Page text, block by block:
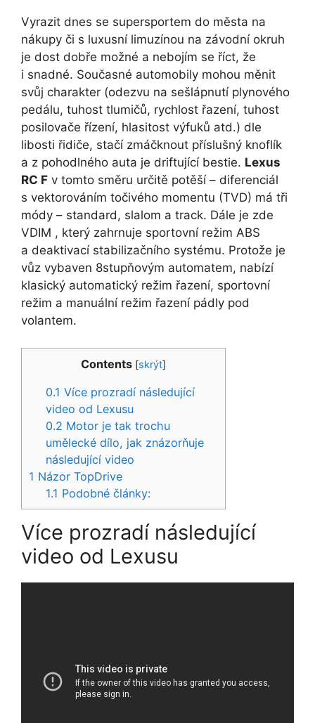
Vyrazit dnes se supersportem do města na
nákupy či s luxusní limuzínou na závodní okruh
je dost dobře možné a nebojím se říct, že
i snadné. Současné automobily mohou měnit
svůj charakter (odezvu na sešlápnutí plynového
pedálu, tuhost tlumičů, rychlost řazení, tuhost
posilovače řízení, hlasitost výfuků atd.) dle
libosti řidiče, stačí zmáčknout příslušný knoflík
a z pohodlného auta je driftující bestie. Lexus
RC F v tomto směru určitě potěší – diferenciál
s vektorováním točivého momentu (TVD) má tři
módy – standard, slalom a track. Dále je zde
VDIM , který zahrnuje sportovní režim ABS
a deaktivací stabilizačního systému. Protože je
vůz vybaven 8stupňovým automatem, nabízí
klasický automatický režim řazení, sportovní
režim a manuální režim řazení pádly pod
volantem.
Contents [skrýt]
0.1 Více prozradí následující
video od Lexusu
0.2 Motor je tak trochu
umělecké dílo, jak znázorňuje
následující video
1 Názor TopDrive
1.1 Podobné články:
Více prozradí následující
video od Lexusu